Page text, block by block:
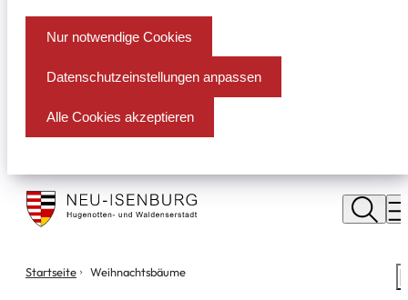
Nur notwendige Cookies
Datenschutzeinstellungen anpassen
Alle Cookies akzeptieren
Stadt
Neu
Isenburg
SieStartseite Weihnachtsbäume